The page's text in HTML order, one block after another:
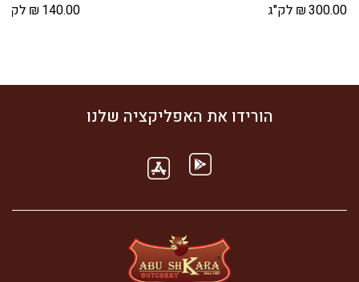
₪300.00 לק"ג ₪ 140.00 לק"ג
הורידו את האפליקציה שלנו